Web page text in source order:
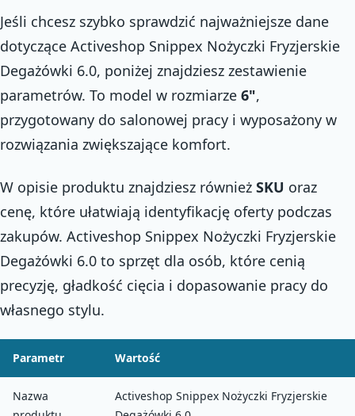
Jeśli chcesz szybko sprawdzić najważniejsze dane
dotyczące Activeshop Snippex Nożyczki Fryzjerskie
Degażówki 6.0, poniżej znajdziesz zestawienie
parametrów. To model w rozmiarze 6",
przygotowany do salonowej pracy i wyposażony w
rozwiązania zwiększające komfort.
W opisie produktu znajdziesz również SKU oraz
cenę, które ułatwiają identyfikację oferty podczas
zakupów. Activeshop Snippex Nożyczki Fryzjerskie
Degażówki 6.0 to sprzęt dla osób, które cenią
precyzję, gładkość cięcia i dopasowanie pracy do
własnego stylu.
Parametr Wartość
Nazwa
Activeshop Snippex Nożyczki Fryzjerskie